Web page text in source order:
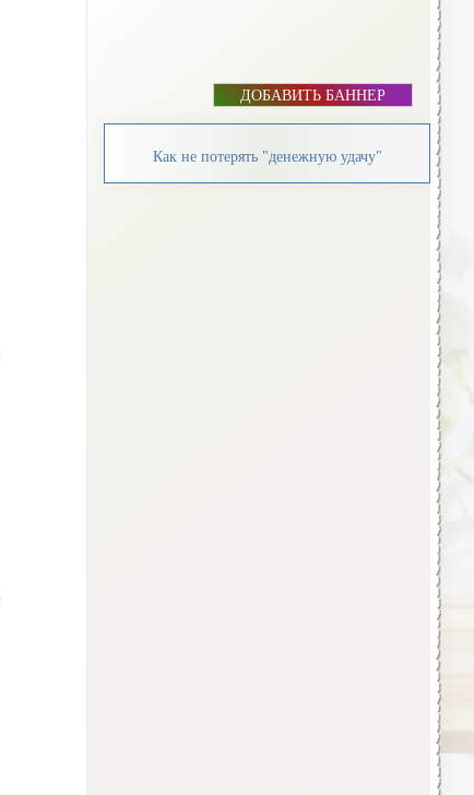
ДОБАВИТЬ БАННЕР
Как не потерять "денежную удачу"